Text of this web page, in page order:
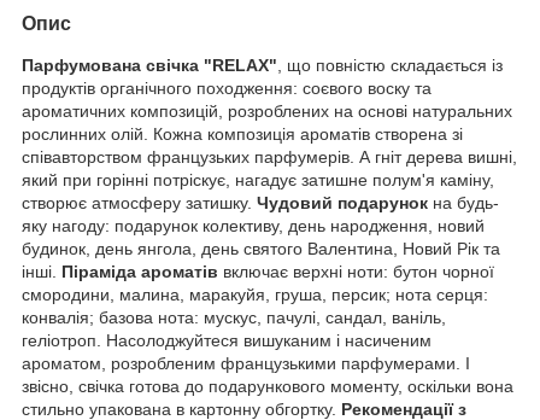
Опис
Парфумована свічка "RELAX" , що повністю складається із
продуктів органічного походження: соєвого воску та
ароматичних композицій, розроблених на основі натуральних
рослинних олій. Кожна композиція ароматів створена зі
співавторством французьких парфумерів. А гніт дерева вишні,
який при горінні потріскує, нагадує затишне полум'я каміну,
створює атмосферу затишку. Чудовий подарунок на будь-
яку нагоду: подарунок колективу, день народження, новий
будинок, день янгола, день святого Валентина, Новий Рік та
інші. Піраміда ароматів включає верхні ноти: бутон чорної
смородини, малина, маракуйя, груша, персик; нота серця:
конвалія; базова нота: мускус, пачулі, сандал, ваніль,
геліотроп. Насолоджуйтеся вишуканим і насиченим
ароматом, розробленим французькими парфумерами. І
звісно, свічка готова до подарункового моменту, оскільки вона
стильно упакована в картонну обгортку. Рекомендації з